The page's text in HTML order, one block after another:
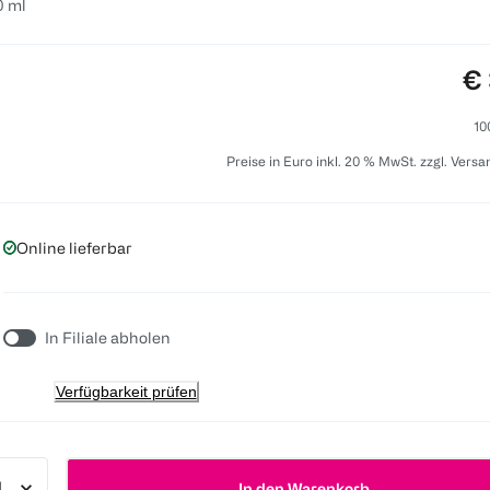
ml
€
Preise in Euro inkl. 20 % MwSt. zzgl.
Online lieferbar
In Filiale abholen
Verfügbarkeit prüfen